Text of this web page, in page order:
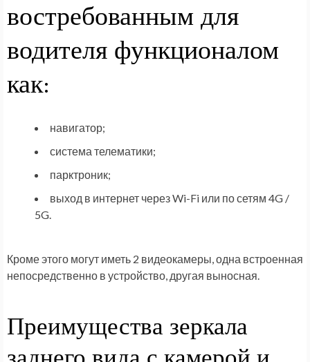
востребованным для
водителя функционалом
как:
навигатор;
система телематики;
парктроник;
выход в интернет через Wi-Fi или по сетям 4G /
5G.
Кроме этого могут иметь 2 видеокамеры, одна встроенная
непосредственно в устройство, другая выносная.
Преимущества зеркала